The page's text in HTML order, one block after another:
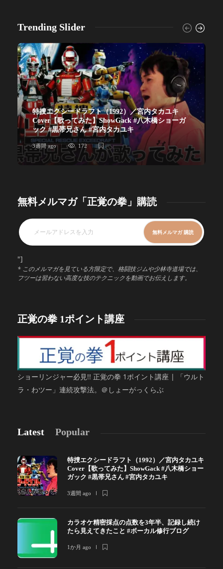
Trending Slider
特捜エクシードラフト（1992）／宮内タカユキ
Cover【歌ってみた】ShowGack #八木橋ショーガ
ック #黒帯兄さん #宮内タカユキ
3週間 ago 172
無料メルマガ「正覚の拳」購読
"]
* このメルマガを見ている方限定で、格闘技ジムや少林寺道場では、
フツーは習わない高度な技のテクニックを動画でお伝えします。
正覚の拳 1ポイント講座
ショーリンジャー必見!! 正覚の拳 1ポイント講座 | 「ウルト
ラ・わツー」連続攻撃法。＠しょーがっくらぶ
Latest Popular
特捜エクシードラフト（1992）／宮内タカユキ
Cover【歌ってみた】ShowGack #八木橋ショー
ガック #黒帯兄さん #宮内タカユキ
3週間 ago
カラオケ精密採点の点数を3年半、記録し続け
たら見えてきたこと #ボーカル修行ブログ
1か月 ago